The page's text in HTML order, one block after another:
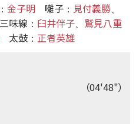
： 金子明 囃子 ： 見付義勝
三味線 ： 臼井伴子
鷲見八重
太鼓 ： 正者英雄
（04'48"）